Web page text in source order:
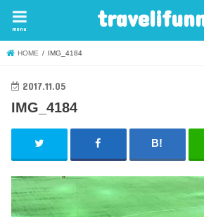
menu
HOME IMG_4184
2017.11.05
IMG_4184